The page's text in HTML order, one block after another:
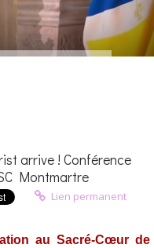
arrive ! Conférence
Montmartre
Lien permanent
au Sacré-Cœur de